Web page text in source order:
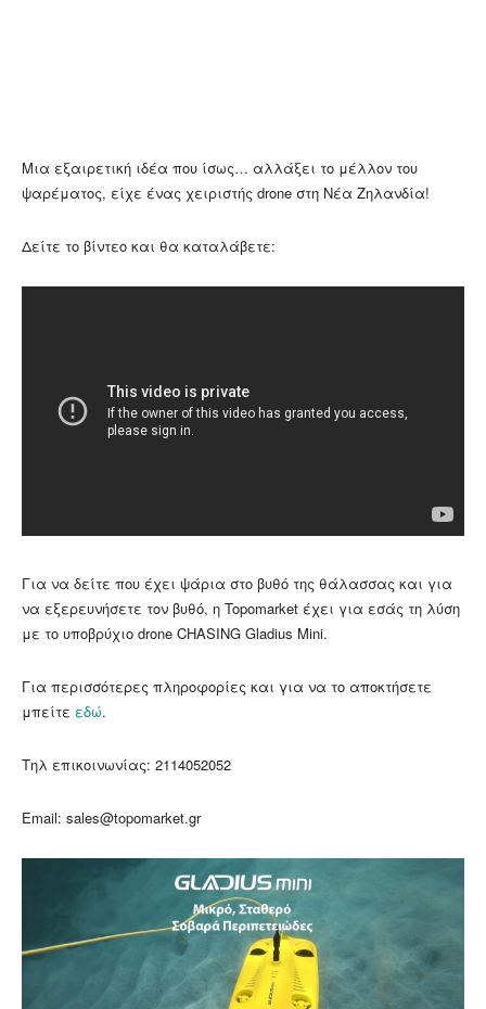
Μια εξαιρετική ιδέα που ίσως… αλλάξει το μέλλον του
ψαρέματος, είχε ένας χειριστής drone στη Νέα Ζηλανδία!
Δείτε το βίντεο και θα καταλάβετε:
Για να δείτε που έχει ψάρια στο βυθό της θάλασσας και για
να εξερευνήσετε τον βυθό, η Topomarket έχει για εσάς τη λύση
με το υποβρύχιο drone CHASING Gladius Mini.
Για περισσότερες πληροφορίες και για να το αποκτήσετε
μπείτε εδώ.
Τηλ επικοινωνίας: 2114052052
Email: sales@topomarket.gr